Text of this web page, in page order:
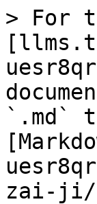
> For
`.md`
zai-ji/